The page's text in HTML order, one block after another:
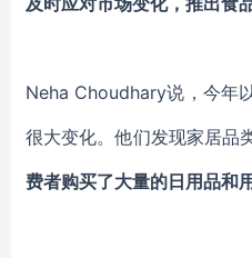
Neha Choudhary说，今年
很大变化。他们发现家居品
费者购买了大量的日用品和